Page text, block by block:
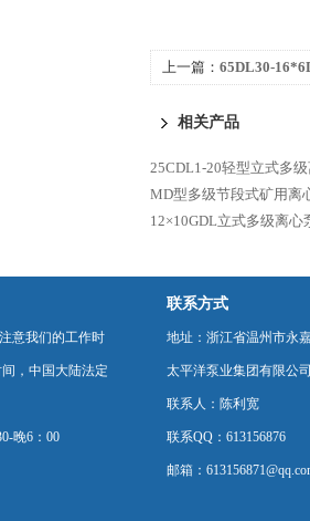
上一篇： 65DL30-
相关产品
25CDL1-20轻型立式多
MD型多级节段式矿用离
12×10GDL立式多级离心
意我们的工作时
，中国大陆法定
晚6：00
联系方式
地址：浙江省温州市永
太平洋泵业集团有限公
联系人：陈利宽
联系QQ：613156876
邮箱：